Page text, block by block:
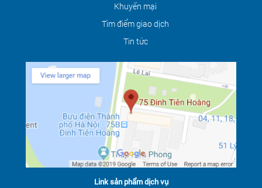
Khuyến mại
Tìm điểm giao dịch
Tin tức
Link sản phẩm dịch vụ